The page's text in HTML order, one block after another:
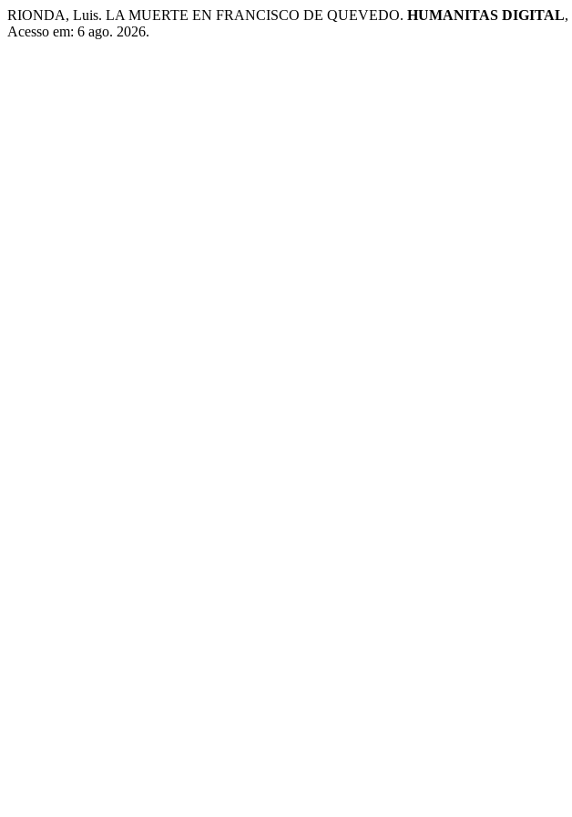
RIONDA, Luis. LA MUERTE EN FRANCISCO DE QUEVEDO. HUMANITAS DIGITAL,
Acesso em: 6 ago. 2026.